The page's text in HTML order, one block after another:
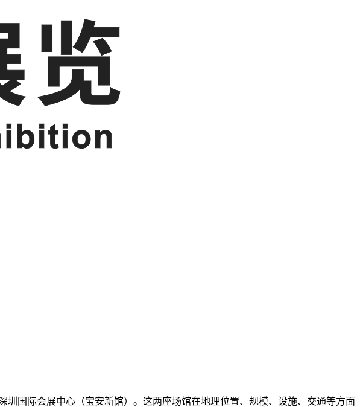
国际会展中心（宝安新馆）。这两座场馆在地理位置、规模、设施、交通等方面